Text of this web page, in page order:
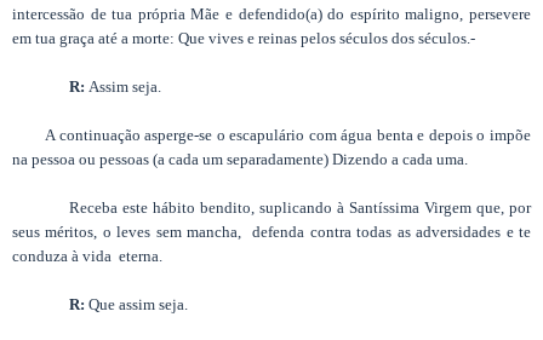
intercessão de tua própria Mãe e defendido(a) do espírito maligno, persevere
em tua graça até a morte: Que vives e reinas pelos séculos dos séculos.-
R: Assim seja.
A continuação asperge-se o escapulário com água benta e depois o impõe
na pessoa ou pessoas (a cada um separadamente) Dizendo a cada uma.
Receba este hábito bendito, suplicando à Santíssima Virgem que, por
seus méritos, o leves sem mancha, defenda contra todas as adversidades e te
conduza à vida eterna.
R: Que assim seja.